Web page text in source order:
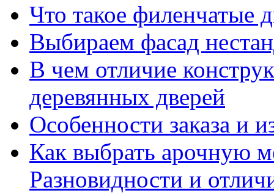
Что такое филенчатые
Выбираем фасад
В чем отличие
деревянных дверей
Особенности заказа и
Как выбрать арочную
Разновидности и